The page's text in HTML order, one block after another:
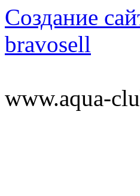
Создание
bravosell
www.aqua-